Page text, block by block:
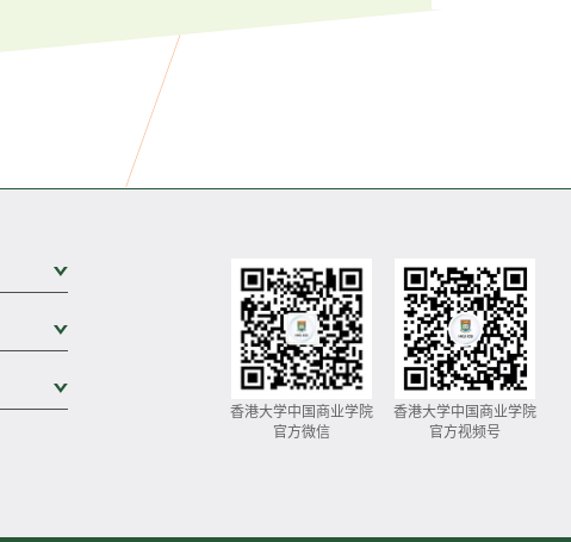
香港大学中国商业学院
官方微信
香港大学中国商业学院
官方视频号